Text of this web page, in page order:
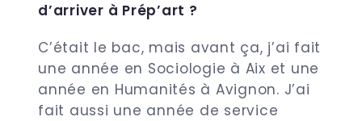
d’arriver à Prép’art ?
C’était le bac, mais avant ça, j’ai fait
une année en Sociologie à Aix et une
année en Humanités à Avignon. J’ai
fait aussi une année de service